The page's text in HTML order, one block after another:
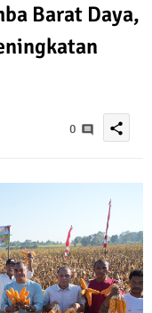
Barat Daya,
0 share